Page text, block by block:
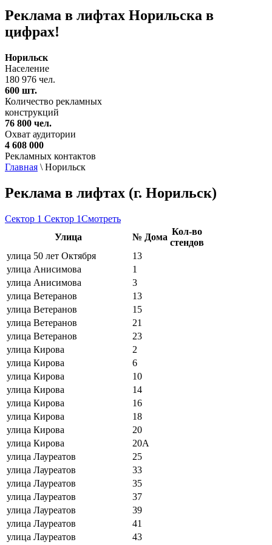
Реклама в лифтах Норильска в
цифрах!
Норильск
Население
180 976 чел.
600 шт.
Количество рекламных
конструкций
76 800 чел.
Охват аудитории
4 608 000
Рекламных контактов
Главная \ Норильск
Реклама в лифтах (г. Норильск)
Сектор 1 Сектор 1Смотреть
Улица
№ Дома
Кол-во
стендов
улица 50 лет Октября
13
улица Анисимова
1
улица Анисимова
3
улица Ветеранов
13
улица Ветеранов
15
улица Ветеранов
21
улица Ветеранов
23
улица Кирова
2
улица Кирова
6
улица Кирова
10
улица Кирова
14
улица Кирова
16
улица Кирова
18
улица Кирова
20
улица Кирова
20А
улица Лауреатов
25
улица Лауреатов
33
улица Лауреатов
35
улица Лауреатов
37
улица Лауреатов
39
улица Лауреатов
41
улица Лауреатов
43